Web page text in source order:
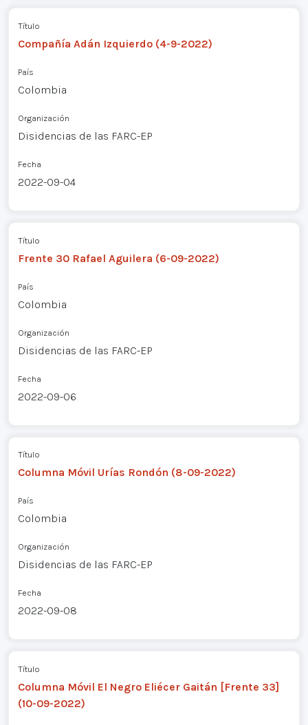
Título
Compañía Adán Izquierdo (4-9-2022)
País
Colombia
Organización
Disidencias de las FARC-EP
Fecha
2022-09-04
Título
Frente 30 Rafael Aguilera (6-09-2022)
País
Colombia
Organización
Disidencias de las FARC-EP
Fecha
2022-09-06
Título
Columna Móvil Urías Rondón (8-09-2022)
País
Colombia
Organización
Disidencias de las FARC-EP
Fecha
2022-09-08
Título
Columna Móvil El Negro Eliécer Gaitán [Frente 33]
(10-09-2022)